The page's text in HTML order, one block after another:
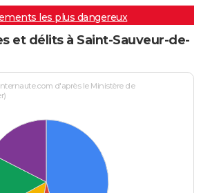
les plus dangereux
et délits à Saint-Sauveur-de-
d'après le Ministère de